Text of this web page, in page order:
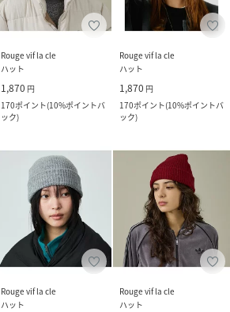
Rouge vif la cle
ハット
1,870 円
170ポイント(10%ポイントバ
ック)
Rouge vif la cle
ハット
1,870 円
170ポイント(10%ポイントバ
ック)
Rouge vif la cle
ハット
Rouge vif la cle
ハット